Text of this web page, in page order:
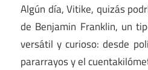
Algún día, Vitike, quizás
de Benjamin Franklin, un
versátil y curioso: desde
pararrayos y el